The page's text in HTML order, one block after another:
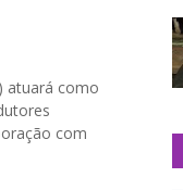
atuará como
com